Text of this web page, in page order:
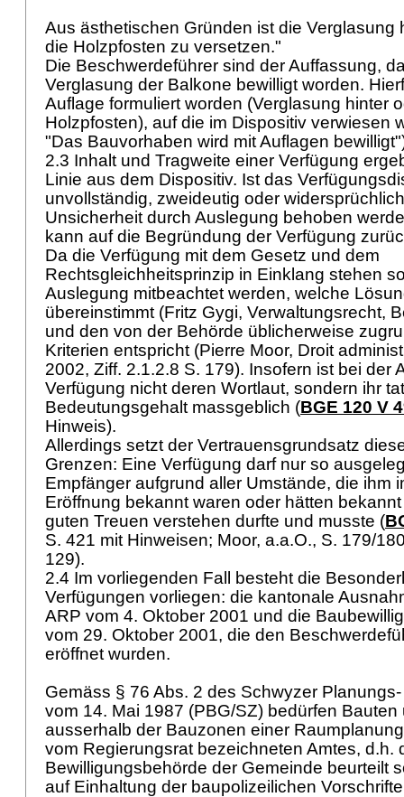
Aus ästhetischen Gründen ist die Verglasung
die Holzpfosten zu versetzen."
Die Beschwerdeführer sind der Auffassung,
Verglasung der Balkone bewilligt worden.
Auflage formuliert worden (Verglasung hinter
Holzpfosten), auf die im Dispositiv verwiesen
"Das Bauvorhaben wird mit Auflagen
2.3 Inhalt und Tragweite einer Verfügung
Linie aus dem Dispositiv. Ist das
unvollständig, zweideutig oder
Unsicherheit durch Auslegung behoben
kann auf die Begründung der Verfügung
Da die Verfügung mit dem Gesetz und dem
Rechtsgleichheitsprinzip in Einklang stehen
Auslegung mitbeachtet werden, welche
übereinstimmt (Fritz Gygi, Verwaltungsrecht,
und den von der Behörde üblicherweise
Kriterien entspricht (Pierre Moor, Droit
2002, Ziff. 2.1.2.8 S. 179). Insofern ist bei der
Verfügung nicht deren Wortlaut, sondern ihr
Bedeutungsgehalt massgeblich (BGE 120 V
Hinweis).
Allerdings setzt der Vertrauensgrundsatz
Grenzen: Eine Verfügung darf nur so
Empfänger aufgrund aller Umstände, die ihm
Eröffnung bekannt waren oder hätten
guten Treuen verstehen durfte und musste (
S. 421 mit Hinweisen; Moor, a.a.O., S. 179/
129).
2.4 Im vorliegenden Fall besteht die
Verfügungen vorliegen: die kantonale
ARP vom 4. Oktober 2001 und die
vom 29. Oktober 2001, die den
eröffnet wurden.
Gemäss § 76 Abs. 2 des Schwyzer
vom 14. Mai 1987 (PBG/SZ) bedürfen Bauten
ausserhalb der Bauzonen einer
vom Regierungsrat bezeichneten Amtes, d.h.
Bewilligungsbehörde der Gemeinde beurteilt
auf Einhaltung der baupolizeilichen